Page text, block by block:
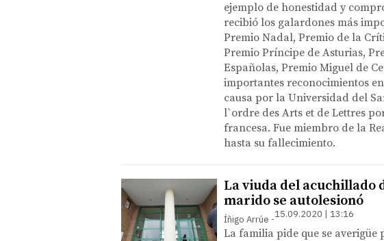
ejemplo de honestidad y
recibió los galardones más
Premio Nadal, Premio de la
Premio Príncipe de Asturias,
Españolas, Premio Miguel de
importantes reconocimientos
causa por la Universidad del
l`ordre des Arts et de Lettres
francesa. Fue miembro de la
hasta su fallecimiento.
La viuda del acuchillado
marido se autolesionó
Íñigo Arrúe 15.09.2020 | 13:16
La familia pide que se